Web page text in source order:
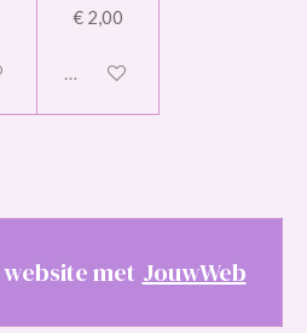
€ 2,00
Uitgeschakeld
met JouwWeb